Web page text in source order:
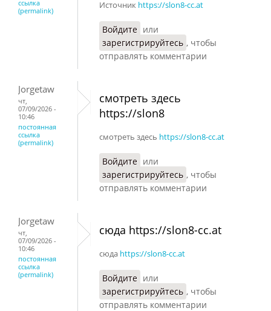
ссылка
(permalink)
Источник https://slon8-cc.at
Войдите или
зарегистрируйтесь , чтобы
отправлять комментарии
Jorgetaw
чт,
07/09/2026 -
10:46
постоянная
ссылка
(permalink)
смотреть здесь
https://slon8
смотреть здесь https://slon8-cc.at
Войдите или
зарегистрируйтесь , чтобы
отправлять комментарии
Jorgetaw
чт,
07/09/2026 -
10:46
постоянная
ссылка
(permalink)
сюда https://slon8-cc.at
сюда https://slon8-cc.at
Войдите или
зарегистрируйтесь , чтобы
отправлять комментарии